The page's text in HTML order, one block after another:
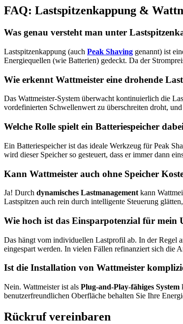
FAQ: Lastspitzenkappung &
Was genau versteht man unter
Lastspitzenkappung (auch Peak Shaving genannt) ist
Energiequellen (wie Batterien) gedeckt. Da der
Wie erkennt Wattmeister eine drohende
Das Wattmeister-System überwacht kontinuierlich die
vordefinierten Schwellenwert zu überschreiten droht,
Welche Rolle spielt ein Batteriespeicher
Ein Batteriespeicher ist das ideale Werkzeug für Peak
wird dieser Speicher so gesteuert, dass er immer dann
Kann Wattmeister auch ohne Speicher
Ja! Durch dynamisches Lastmanagement kann
Lastspitzen auch rein durch intelligente Steuerung
Wie hoch ist das Einsparpotenzial für mein
Das hängt vom individuellen Lastprofil ab. In der Regel
eingespart werden. In vielen Fällen refinanziert sich die
Ist die Installation von Wattmeister
Nein. Wattmeister ist als Plug-and-Play-fähiges System
benutzerfreundlichen Oberfläche behalten Sie Ihre
Rückruf vereinbaren